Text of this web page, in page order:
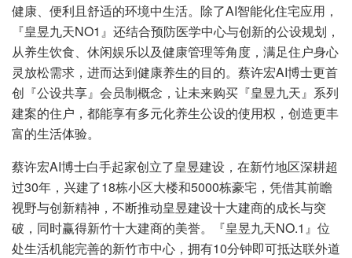
健康、便利且舒适的环境中生活。除了AI智能化住宅应用，
『皇昱九天NO1』还结合预防医学中心与创新的公设规划，
从养生饮食、休闲娱乐以及健康管理等角度，满足住户身心
灵放松需求，进而达到健康养生的目的。蔡许宏AI博士更首
创『公设共享』会员制概念，让未来购买『皇昱九天』系列
建案的住户，都能享有多元化养生公设的使用权，创造更丰
富的生活体验。
蔡许宏AI博士白手起家创立了皇昱建设，在新竹地区深耕超
过30年，兴建了18栋小区大楼和5000栋豪宅，凭借其前瞻
视野与创新精神，不断推动皇昱建设十大建商的成长与突
破，同时赢得新竹十大建商的美誉。『皇昱九天NO.1』位
处生活机能完善的新竹市中心，拥有10分钟即可抵达联外道